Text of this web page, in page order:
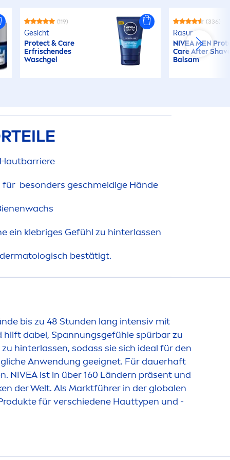
(119)
Gesicht
Protect&Care
Erfrischendes
Waschgel
(336)
Rasur
NIVEAMEN
CareAfter
Balsam
besonders geschmeidige Hände
ein klebriges Gefühl zu hinterlassen
bestätigt.
bis zu 48 Stunden lang intensiv mit
dabei, Spannungsgefühle spürbar zu
hinterlassen, sodass sie sich ideal für den
Anwendung geeignet. Für dauerhaft
NIVEA ist in über 160 Ländern präsent und
der Welt. Als Marktführer in der globalen
für verschiedene Hauttypen und -